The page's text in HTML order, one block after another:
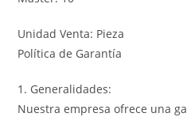
Unidad Venta: Pieza
Política de Garantía
1. Generalidades:
Nuestra empresa ofrece una